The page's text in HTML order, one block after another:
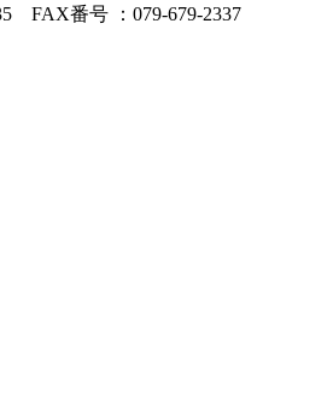
FAX番号 ：079-679-2337